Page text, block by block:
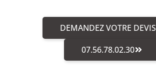
DEMANDEZ VOTRE DEVIS
07.56.78.02.30